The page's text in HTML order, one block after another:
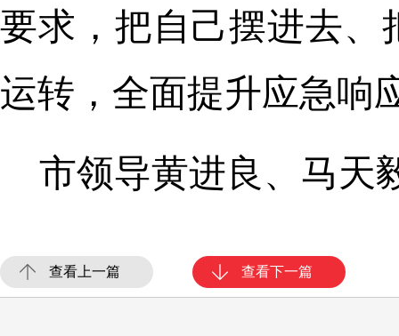
要求，把自己摆进去、
运转，全面提升应急响
市领导黄进良、马天
查看上一篇 查看下一篇